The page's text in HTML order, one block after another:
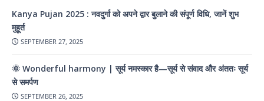
Kanya Pujan 2025 : नवदुर्गा को अपने द्वार बुलाने की संपूर्ण विधि, जानें शुभ
मुहूर्त
SEPTEMBER 27, 2025
🌞 Wonderful harmony | सूर्य नमस्कार है—सूर्य से संवाद और अंततः सूर्य
से समर्पण
SEPTEMBER 26, 2025